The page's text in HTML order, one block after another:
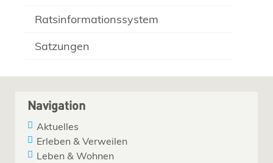
Ratsinformationssystem
Satzungen
Navigation
Aktuelles
Erleben & Verweilen
Leben & Wohnen